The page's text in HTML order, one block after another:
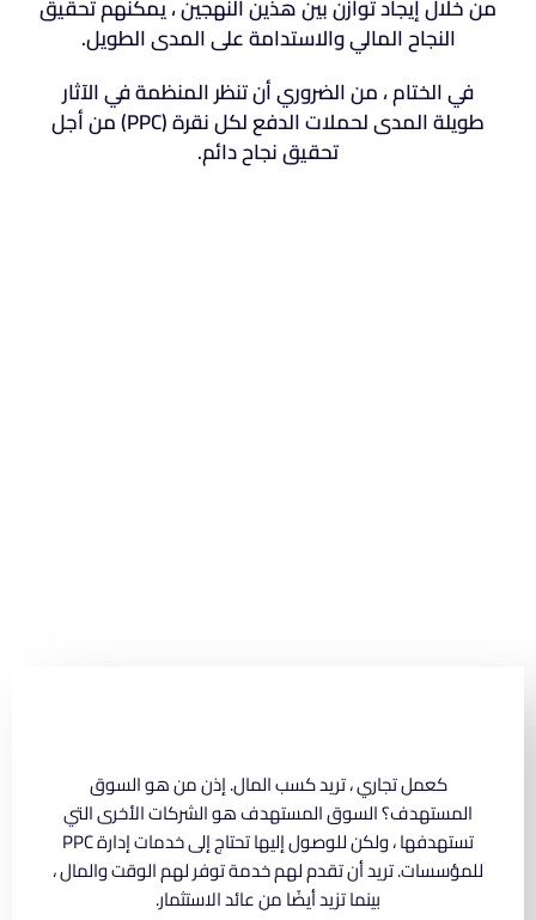
من خلال إيجاد توازن بين هذين النهجين ، يمكنهم تحقيق
النجاح المالي والاستدامة على المدى الطويل.
في الختام ، من الضروري أن تنظر المنظمة في الآثار
طويلة المدى لحملات الدفع لكل نقرة (PPC) من أجل
تحقيق نجاح دائم.
كعمل تجاري ، تريد كسب المال. إذن من هو السوق
المستهدف؟ السوق المستهدف هو الشركات الأخرى التي
تستهدفها ، ولكن للوصول إليها تحتاج إلى خدمات إدارة PPC
للمؤسسات. تريد أن تقدم لهم خدمة توفر لهم الوقت والمال ،
بينما تزيد أيضًا من عائد الاستثمار.